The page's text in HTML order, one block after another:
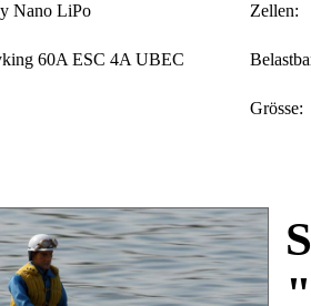
Nano LiPo
Zellen:
60A ESC 4A UBEC
Grösse: